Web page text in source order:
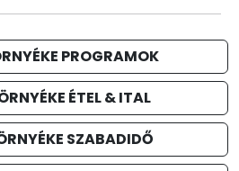
PROGRAMOK
ÉTEL & ITAL
SZABADIDŐ